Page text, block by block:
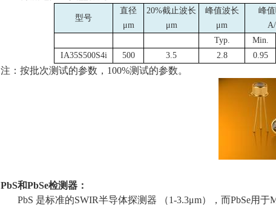
型号
直径
μm
20%截止波长
μm
峰值波长
μm
峰
Typ.
Min.
IA35S500S4i
500 3.5 2.8 0.95
注：按批次测试的参数， 100%测试的参数。
PbS和PbSe检测器：
PbS 是标准的SWIR半导体探测器 （1-3.3μm），而PbSe用于